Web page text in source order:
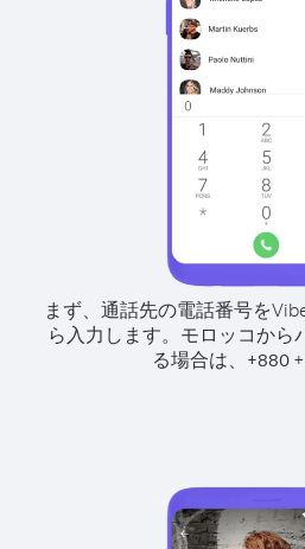
まず、通話先の電話番号を
ら入力します。 モロッコから
る場合は、 +880 +